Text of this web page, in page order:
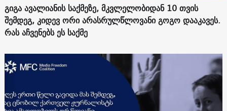
გიგა ავალიანის საქმეზე, მკვლელობიდან 10 თვის
შემდეგ, კიდევ ორი არასრულწლოვანი გოგო დააკავეს.
რას აჩვენებს ეს საქმე